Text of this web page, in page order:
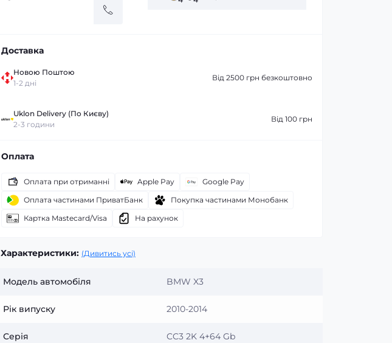
Доставка
Новою Поштою
1-2 дні
Від 2500 грн безкоштовно
Uklon Delivery (По Києву)
2-3 години
Від 100 грн
Оплата
Оплата при отриманні Apple Pay
Google Pay
Оплата частинами ПриватБанк
Покупка частинами Монобанк
Картка Mastecard/Visa
На рахунок
Характеристики: (Дивитись усі)
Модель автомобіля BMW X3
Рік випуску 2010-2014
Серія CC3 2K 4+64 Gb